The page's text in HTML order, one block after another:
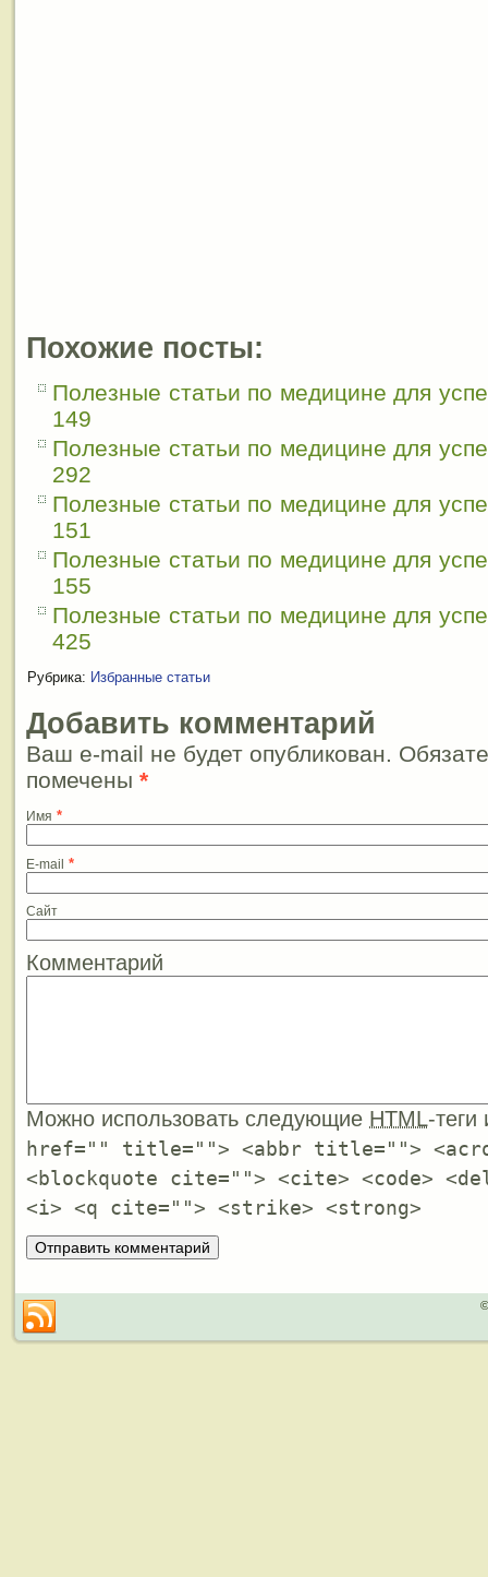
Похожие посты:
Полезные статьи по медицине для
149
Полезные статьи по медицине для
292
Полезные статьи по медицине для
151
Полезные статьи по медицине для
155
Полезные статьи по медицине для
425
Рубрика: Избранные статьи
Добавить комментарий
Ваш e-mail не будет опубликован.
помечены *
Имя *
E-mail *
Сайт
Комментарий
Можно использовать следующие HTML-
href="" title=""> <abbr title="">
<blockquote cite=""> <cite> <code>
<i> <q cite=""> <strike> <strong>